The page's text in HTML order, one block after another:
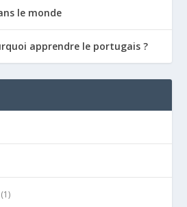
le monde
apprendre le portugais ?
(1)